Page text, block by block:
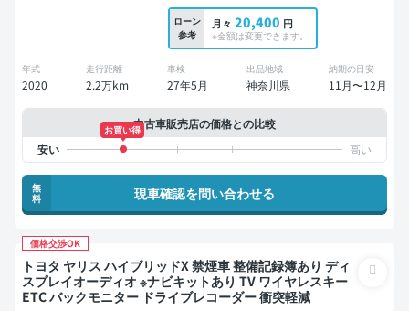
ローン
参考
月々 20,400 円
※金額は変更できます。
年式
2020
走行距離
2.2万km
車検
27年5月
出品地域
神奈川県
納期の目安
11月〜12月
中古車販売店の価格との比較
お買い得
無
料
現車確認を問い合わせる
価格交渉OK
トヨタ ヤリス ハイブリッドX 禁煙車 整備記録簿あり ディ
スプレイオーディオ ※ナビキットあり TV ワイヤレスキー
ETC バックモニター ドライブレコーダー 衝突軽減